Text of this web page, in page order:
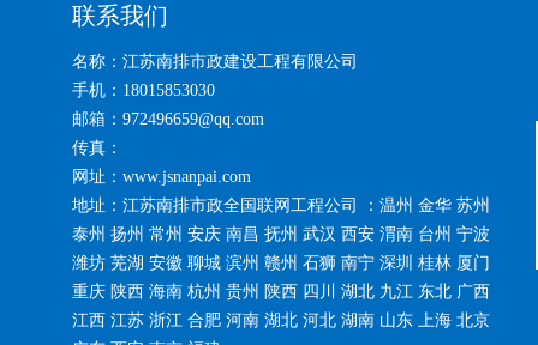
联系我们
名称：江苏南排市政建设工程有限公司
手机：18015853030
邮箱：972496659@qq.com
传真：
网址：www.jsnanpai.com
地址：江苏南排市政全国联网工程公司 ：温州 金华 苏州
泰州 扬州 常州 安庆 南昌 抚州 武汉 西安 渭南 台州 宁波
潍坊 芜湖 安徽 聊城 滨州 赣州 石狮 南宁 深圳 桂林 厦门
重庆 陕西 海南 杭州 贵州 陕西 四川 湖北 九江 东北 广西
江西 江苏 浙江 合肥 河南 湖北 河北 湖南 山东 上海 北京